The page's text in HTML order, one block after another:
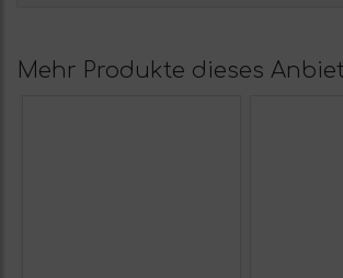
Mehr Produkte dieses